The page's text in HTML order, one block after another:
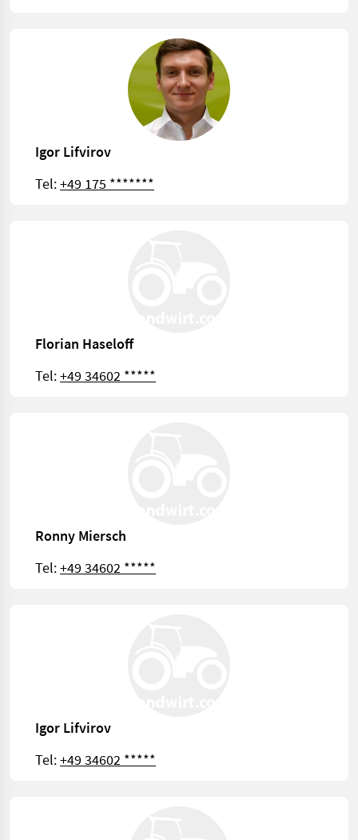
Igor Lifvirov
Tel:+49 175 *******
Florian Haseloff
Tel:+49 34602 *****
Ronny Miersch
Tel:+49 34602 *****
Igor Lifvirov
Tel:+49 34602 *****